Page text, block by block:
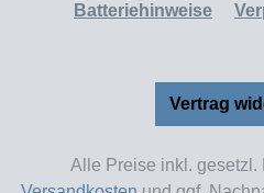
Batteriehinweise
Vertrag
Alle Preise inkl. gesetzl.